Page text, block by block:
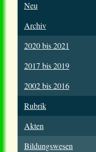
Neu
Archiv
2020 bis 2021
2017 bis 2019
2002 bis 2016
Rubrik
Akten
Bildungswesen